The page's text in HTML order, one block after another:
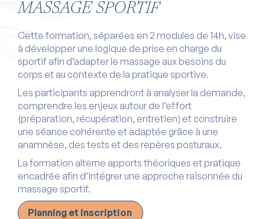
MASSAGE SPORTIF
Cette formation, séparées en 2 modules de 14h, vise
à développer une logique de prise en charge du
sportif afin d’adapter le massage aux besoins du
corps et au contexte de la pratique sportive.
Les participants apprendront à analyser la demande,
comprendre les enjeux autour de l’effort
(préparation, récupération, entretien) et construire
une séance cohérente et adaptée grâce à une
anamnèse, des tests et des repères posturaux.
La formation alterne apports théoriques et pratique
encadrée afin d’intégrer une approche raisonnée du
massage sportif.
Planning et inscription